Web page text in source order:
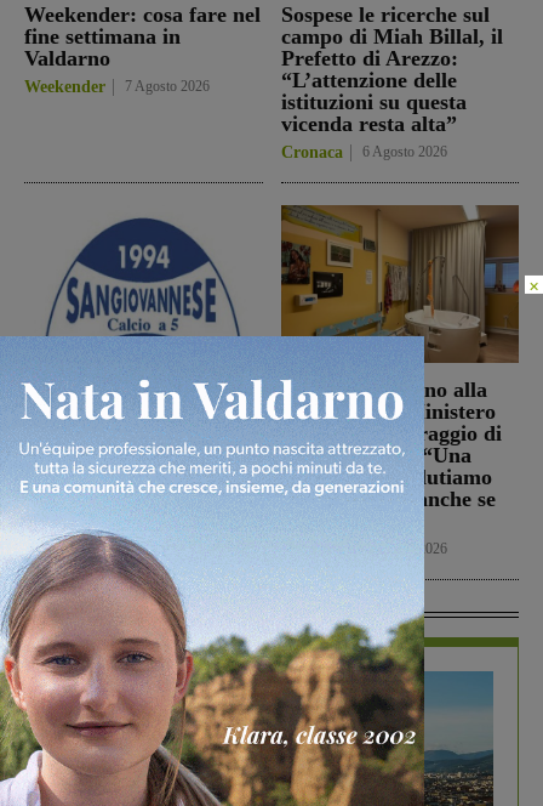
Weekender: cosa fare nel
fine settimana in
Valdarno
Weekender 7 Agosto 2026
Sospese le ricerche sul
campo di Miah Billal, il
Prefetto di Arezzo:
“L’attenzione delle
istituzioni su questa
vicenda resta alta”
Cronaca 6 Agosto 2026
La Futsal Sangiovannese
ha scelto la strada della
continuità, appena un
paio i volti nuovi
San Giovanni Valdarno
6 Agosto 2026
Punto Nascita, no alla
deroga ma il Ministero
apre al monitoraggio di
sei mesi. Vadi: “Una
risposta che valutiamo
positivamente anche se
con prudenza”
Cronaca 6 Agosto 2026
In Vetrina
×